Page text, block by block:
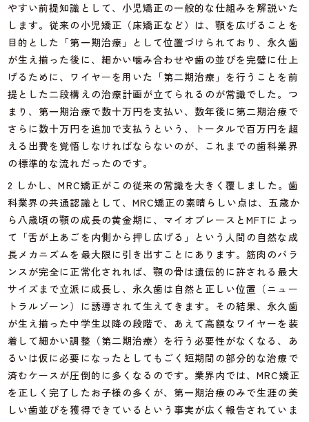
やすい前提知識として、小児矯正の一般的な仕組みを解説いた
します。従来の小児矯正（床矯正など）は、顎を広げることを
目的とした「第一期治療」として位置づけられており、永久歯
が生え揃った後に、細かい噛み合わせや歯の並びを完璧に仕上
げるために、ワイヤーを用いた「第二期治療」を行うことを前
提とした二段構えの治療計画が立てられるのが常識でした。つ
まり、第一期治療で数十万円を支払い、数年後に第二期治療で
さらに数十万円を追加で支払うという、トータルで百万円を超
える出費を覚悟しなければならないのが、これまでの歯科業界
の標準的な流れだったのです。
2 しかし、MRC矯正がこの従来の常識を大きく覆しました。歯
科業界の共通認識として、MRC矯正の素晴らしい点は、五歳か
ら八歳頃の顎の成長の黄金期に、マイオブレースとMFTによっ
て「舌が上あごを内側から押し広げる」という人間の自然な成
長メカニズムを最大限に引き出すことにあります。筋肉のバラ
ンスが完全に正常化されれば、顎の骨は遺伝的に許される最大
サイズまで立派に成長し、永久歯は自然と正しい位置（ニュー
トラルゾーン）に誘導されて生えてきます。その結果、永久歯
が生え揃った中学生以降の段階で、あえて高額なワイヤーを装
着して細かい調整（第二期治療）を行う必要性がなくなる、あ
るいは仮に必要になったとしてもごく短期間の部分的な治療で
済むケースが圧倒的に多くなるのです。業界内では、MRC矯正
を正しく完了したお子様の多くが、第一期治療のみで生涯の美
しい歯並びを獲得できているという事実が広く報告されていま